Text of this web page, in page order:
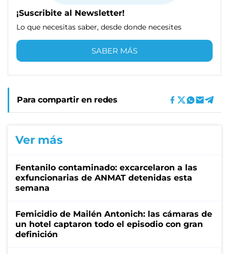
¡Suscribite al Newsletter!
Lo que necesitas saber, desde donde necesites
SABER MÁS
Para compartir en redes
Ver más
Fentanilo contaminado: excarcelaron a las
exfuncionarias de ANMAT detenidas esta
semana
Femicidio de Mailén Antonich: las cámaras de
un hotel captaron todo el episodio con gran
definición